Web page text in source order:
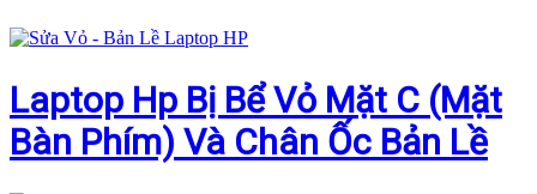
Laptop Hp Bị Bể Vỏ Mặt C (Mặt
Bàn Phím) Và Chân Ốc Bản Lề